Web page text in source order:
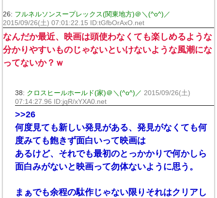
26: フルネルソンスープレックス(関東地方)＠＼(^o^)／
2015/09/26(土) 07:01:22.15 ID:tGfbOrAxO.net
なんだか最近、映画は頭使わなくても楽しめるような
分かりやすいものじゃないといけないような風潮にな
ってないか？ｗ
38: クロスヒールホールド(家)＠＼(^o^)／ 2015/09/26(土)
07:14:27.96 ID:jqR/xYXA0.net
>>26
何度見ても新しい発見がある、発見がなくても何
度みても飽きず面白いって映画は
あるけど、それでも最初のとっかかりで何かしら
面白みがないと映画って勿体ないように思う。
まぁでも余程の駄作じゃない限りそれはクリアし